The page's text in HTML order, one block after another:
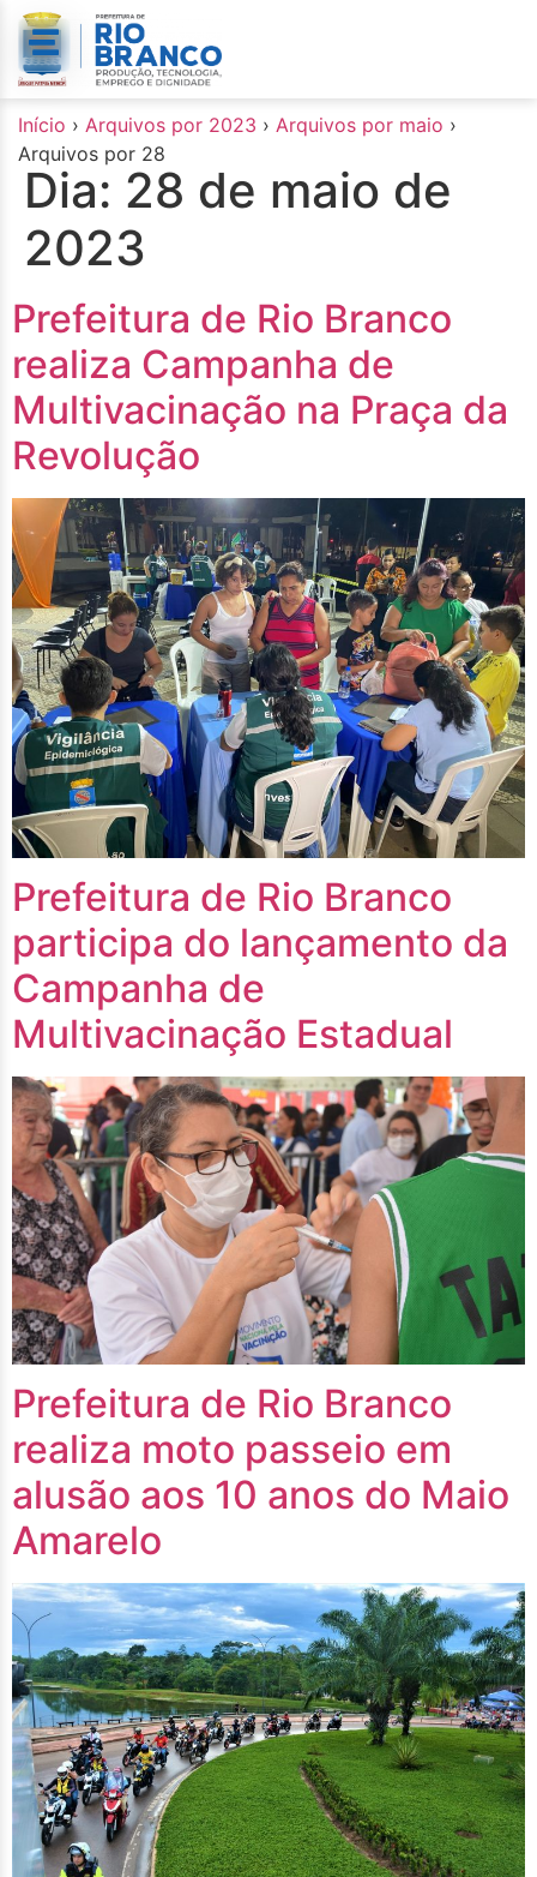
conteúdo
Início › Arquivos por 2023 › Arquivos por maio ›
Arquivos por 28
Dia: 28 de maio de
2023
Prefeitura de Rio Branco
realiza Campanha de
Multivacinação na Praça da
Revolução
Prefeitura de Rio Branco
participa do lançamento da
Campanha de
Multivacinação Estadual
Prefeitura de Rio Branco
realiza moto passeio em
alusão aos 10 anos do Maio
Amarelo